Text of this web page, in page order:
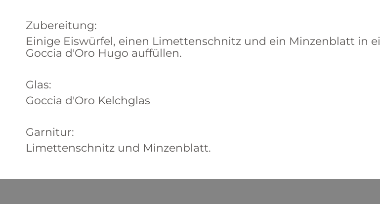
Zubereitung:
Einige Eiswürfel, einen Limettenschnitz und ein Minzenblatt in
Goccia d'Oro Hugo auffüllen.
Glas:
Goccia d'Oro Kelchglas
Garnitur:
Limettenschnitz und Minzenblatt.